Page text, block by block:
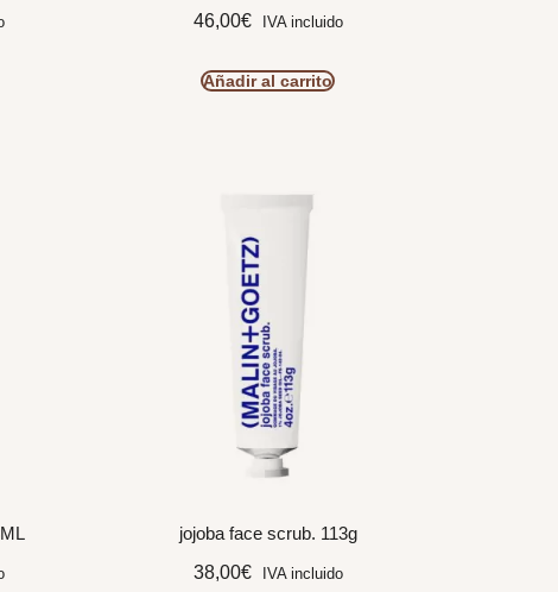
46,00€ IVA incluido
Añadir al carrito
jojoba face scrub. 113g
38,00€ IVA incluido